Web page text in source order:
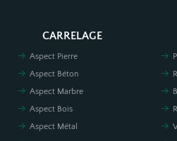
CARRELAGE
Aspect Pierre
Aspect Béton
Aspect Marbre
Aspect Bois
Aspect Métal